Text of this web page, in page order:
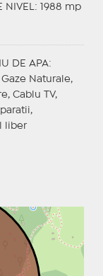
NIVEL: 1988 mp
DE APA:
Gaze Naturale,
Cablu TV,
liber